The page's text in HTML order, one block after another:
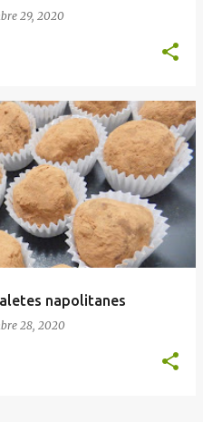
29, 2020
napolitanes
28, 2020